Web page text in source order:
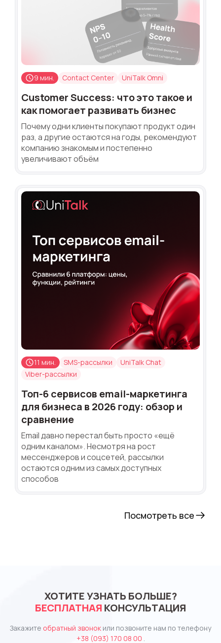
9 мин. Contact Center UniTalk Omni
Customer Success: что это такое и
как помогает развивать бизнес
Почему одни клиенты покупают продукт один
раз, а другие остаются на годы, рекомендуют
компанию знакомым и постепенно
увеличивают объём
11 мин. SMS-рассылки
UniTalk Chat
Viber-рассылки
Топ-6 сервисов email-маркетинга
для бизнеса в 2026 году: обзор и
сравнение
Email давно перестал быть просто «ещё
одним каналом». Несмотря на рост
мессенджеров и соцсетей, рассылки
остаются одним из самых доступных
способов
Посмотреть все
ХОТИТЕ УЗНАТЬ БОЛЬШЕ?
БЕСПЛАТНАЯ КОНСУЛЬТАЦИЯ
Закажите обратный звонок или позвоните нам по телефону
+38 (093) 170 08 00